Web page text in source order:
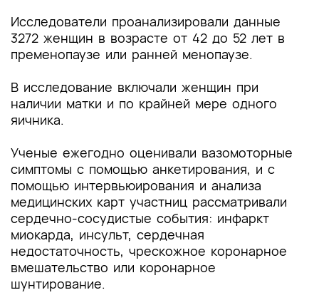
Исследователи проанализировали данные
3272 женщин в возрасте от 42 до 52 лет в
пременопаузе или ранней менопаузе.
В исследование включали женщин при
наличии матки и по крайней мере одного
яичника.
Ученые ежегодно оценивали вазомоторные
симптомы с помощью анкетирования, и с
помощью интервьюирования и анализа
медицинских карт участниц рассматривали
сердечно-сосудистые события: инфаркт
миокарда, инсульт, сердечная
недостаточность, чрескожное коронарное
вмешательство или коронарное
шунтирование.